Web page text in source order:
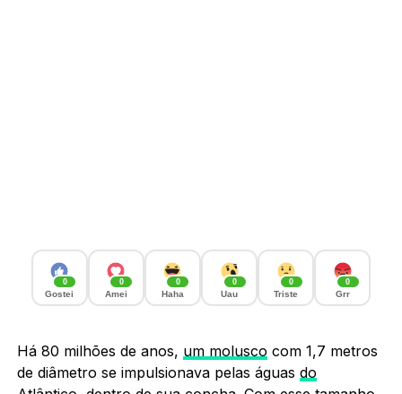
0
Gostei
0
Amei
0
Haha
0
Uau
0
Triste
0
Grr
Há 80 milhões de anos, um molusco com 1,7 metros
de diâmetro se impulsionava pelas águas do